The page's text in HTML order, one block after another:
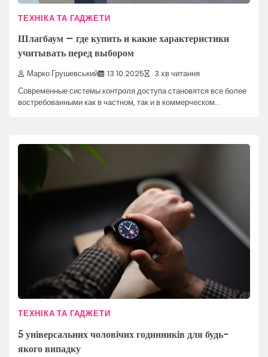
ТЕХНІКА ТА ГАДЖЕТИ
Шлагбаум – где купить и какие характеристики
учитывать перед выбором
Марко Грушевський 13.10.2025 3 хв читання
Современные системы контроля доступа становятся все более
востребованными как в частном, так и в коммерческом…
ТЕХНІКА ТА ГАДЖЕТИ
5 універсальних чоловічих годинників для будь-
якого випадку